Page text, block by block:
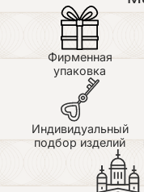
Фирменная
упаковка
Индивидуальный
подбор изделий